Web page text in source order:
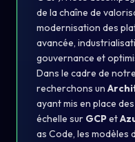
de la chaîne de
modernisation des
avancée,
gouvernance et
Dans le cadre de
recherchons un
ayant mis en place
échelle sur GCPet
as Code, les modèles